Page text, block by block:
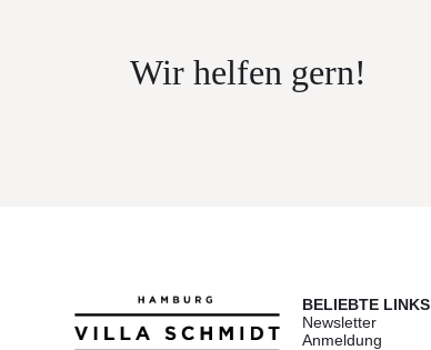
Wir helfen gern!
BELIEBTE LINKS
Newsletter
Anmeldung